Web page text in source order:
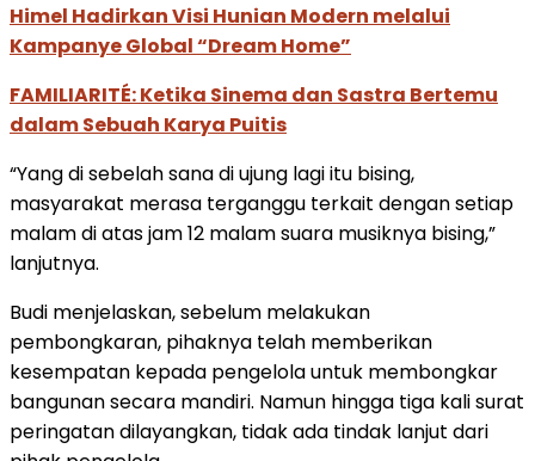
Himel Hadirkan Visi Hunian Modern melalui
Kampanye Global “Dream Home”
FAMILIARITÉ: Ketika Sinema dan Sastra Bertemu
dalam Sebuah Karya Puitis
“Yang di sebelah sana di ujung lagi itu bising,
masyarakat merasa terganggu terkait dengan setiap
malam di atas jam 12 malam suara musiknya bising,”
lanjutnya.
Budi menjelaskan, sebelum melakukan
pembongkaran, pihaknya telah memberikan
kesempatan kepada pengelola untuk membongkar
bangunan secara mandiri. Namun hingga tiga kali surat
peringatan dilayangkan, tidak ada tindak lanjut dari